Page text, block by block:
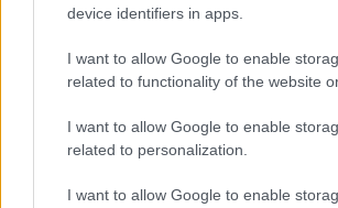
device identifiers in apps.
I want to allow Google to enable
related to functionality of the website
I want to allow Google to enable
related to personalization.
I want to allow Google to enable